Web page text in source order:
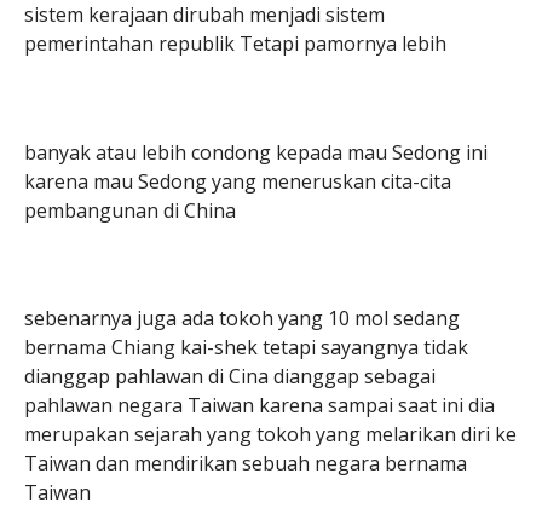
sistem kerajaan dirubah menjadi sistem
pemerintahan republik Tetapi pamornya lebih
banyak atau lebih condong kepada mau Sedong ini
karena mau Sedong yang meneruskan cita-cita
pembangunan di China
sebenarnya juga ada tokoh yang 10 mol sedang
bernama Chiang kai-shek tetapi sayangnya tidak
dianggap pahlawan di Cina dianggap sebagai
pahlawan negara Taiwan karena sampai saat ini dia
merupakan sejarah yang tokoh yang melarikan diri ke
Taiwan dan mendirikan sebuah negara bernama
Taiwan